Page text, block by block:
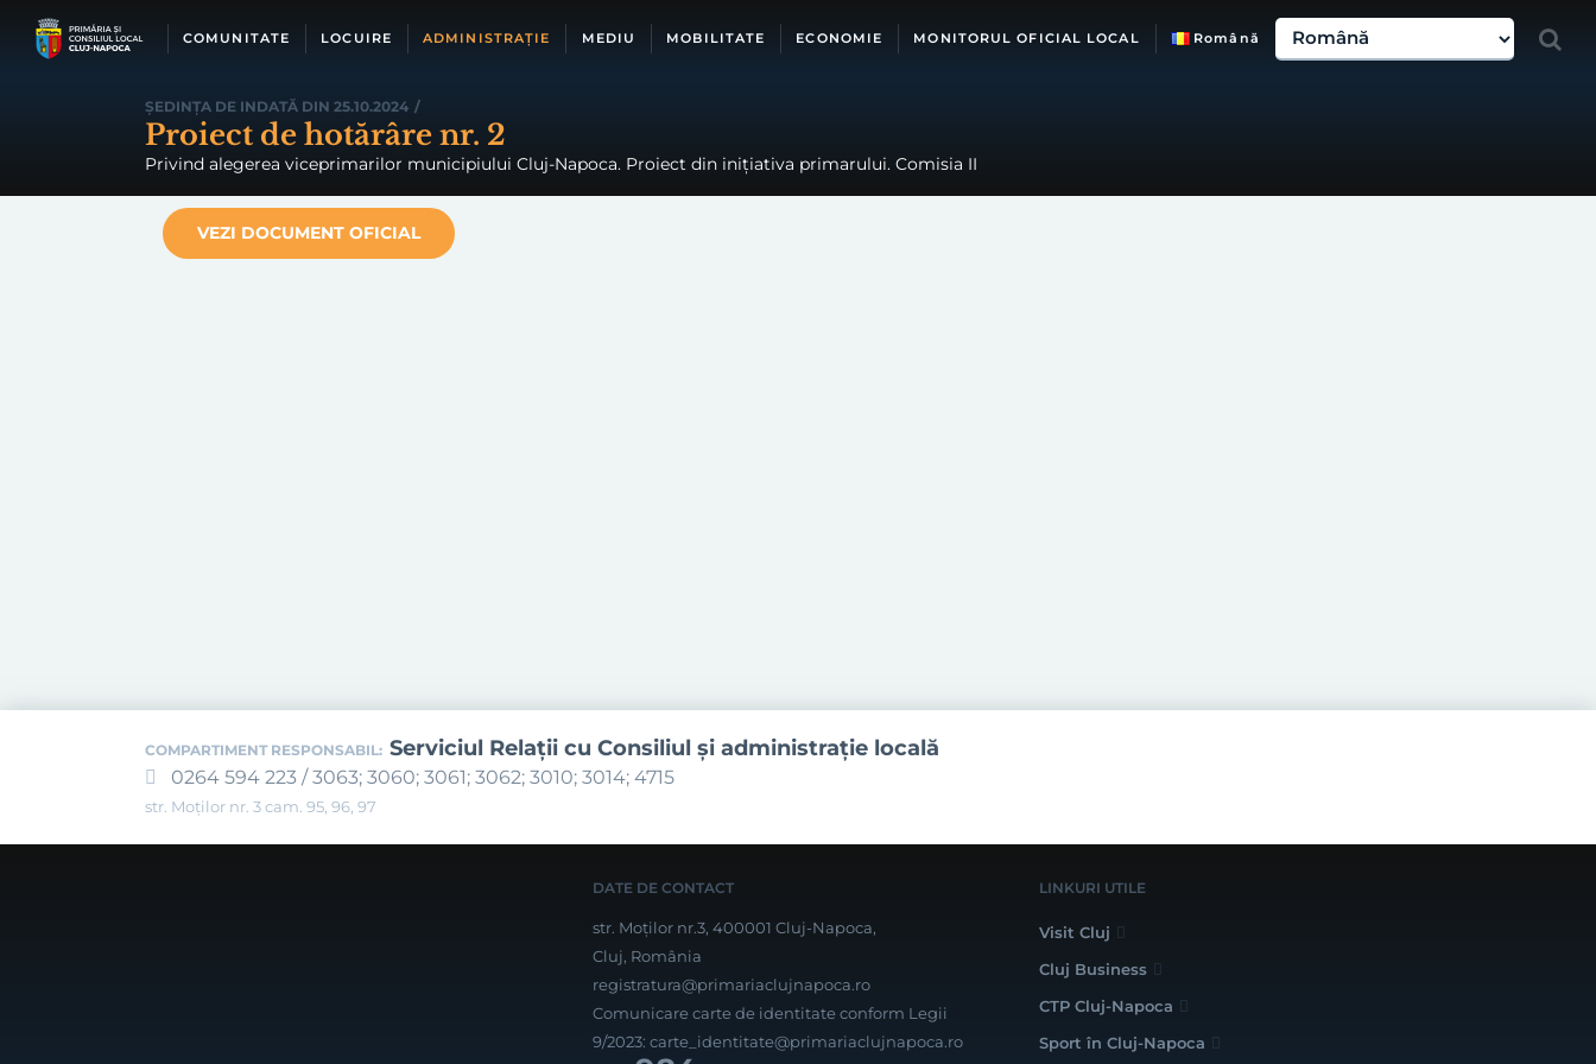
COMUNITATE LOCUIRE ADMINISTRAȚIE MEDIU MOBILITATE ECONOMIE MONITORUL OFICIAL LOCAL Română
ȘEDINȚA DE INDATĂ DIN 25.10.2024 /
Proiect de hotărâre nr. 2
Privind alegerea viceprimarilor municipiului Cluj-Napoca. Proiect din inițiativa primarului. Comisia II
VEZI DOCUMENT OFICIAL
COMPARTIMENT RESPONSABIL: Serviciul Relaţii cu Consiliul şi administraţie locală
0264 594 223 / 3063; 3060; 3061; 3062; 3010; 3014; 4715
str. Moților nr. 3 cam. 95, 96, 97
DATE DE CONTACT
str. Moților nr.3, 400001 Cluj-Napoca,
Cluj, România
registratura@primariaclujnapoca.ro
Comunicare carte de identitate conform Legii
9/2023: carte_identitate@primariaclujnapoca.ro
LINKURI UTILE
Visit Cluj
Cluj Business
CTP Cluj-Napoca
Sport în Cluj-Napoca